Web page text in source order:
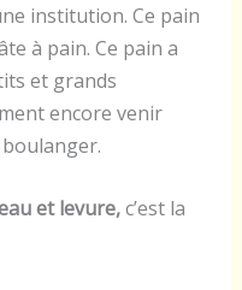
institution. Ce pain
à pain. Ce pain a
et grands
encore venir
et levure,c’est la